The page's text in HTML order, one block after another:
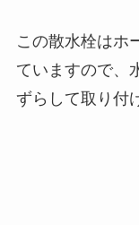
この散水栓はホ
ていますので、
ずらして取り付